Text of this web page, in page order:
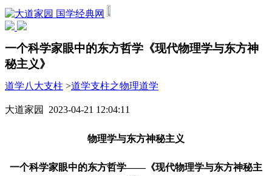
国学经典网
一个科学家眼中的东方哲学《现代物理学与东方神
秘主义》
道学八大支柱 >道学支柱之物理道学
大道家园 2023-04-21 12:04:11
物理学与东方神秘主义
一个科学家眼中的东方哲学——《现代物理学与东方神秘主